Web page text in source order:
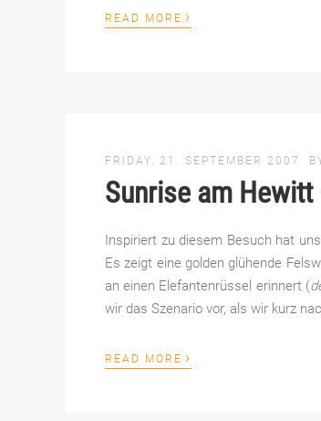
READ MORE ›
FRIDAY, 21. SEPTEMBER 2007
Sunrise am
Inspiriert zu diesem Besuch hat
Es zeigt eine golden glühende
an einen Elefantenrüssel erinnert (
wir das Szenario vor, als wir kurz
READ MORE ›